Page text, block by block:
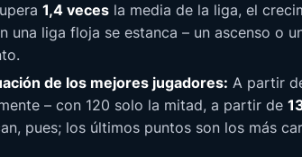
1,4 veces la media de la liga, el
una liga floja se estanca – un ascenso o
de los mejores jugadores: A partir
– con 120 solo la mitad, a partir de
pues; los últimos puntos son los más